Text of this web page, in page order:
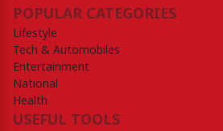
POPULAR CATEGORIES
Lifestyle
Tech & Automobiles
Entertainment
National
Health
USEFUL TOOLS